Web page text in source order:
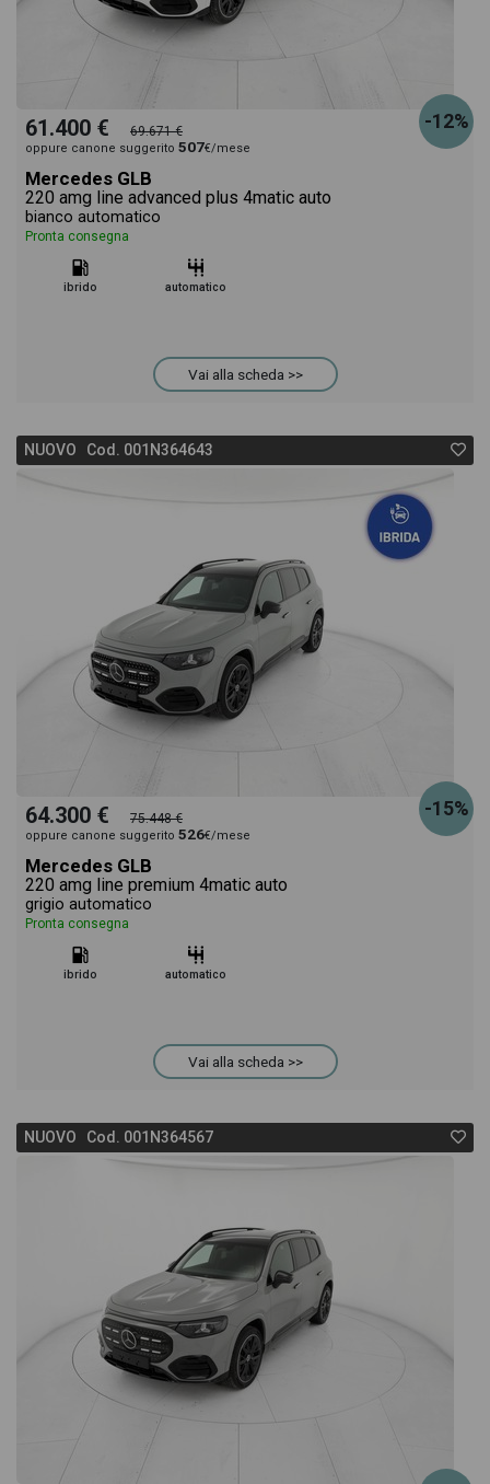
-12%
61.400 € 69.671 €
oppure canone suggerito 507€/mese
Mercedes GLB
220 amg line advanced plus 4matic auto
bianco automatico
Pronta consegna
ibrido automatico
Vai alla scheda >>
NUOVO Cod. 001N364643
-15%
64.300 € 75.448 €
oppure canone suggerito 526€/mese
Mercedes GLB
220 amg line premium 4matic auto
grigio automatico
Pronta consegna
ibrido automatico
Vai alla scheda >>
NUOVO Cod. 001N364567